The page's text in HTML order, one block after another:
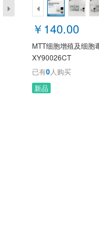
￥140.00
MTT细胞增殖及细胞
XY90026CT
已有0人购买
新品